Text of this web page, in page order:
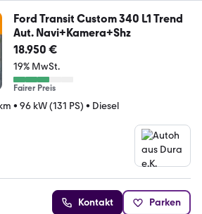
Ford Transit Custom 340 L1 Trend
Aut. Navi+Kamera+Shz
18.950 €
19% MwSt.
Fairer Preis
• 96 kW (131 PS) • Diesel
Kontakt Parken